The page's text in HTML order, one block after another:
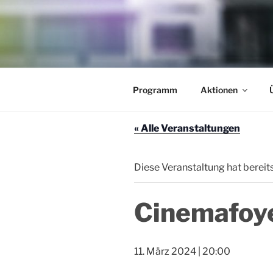
Inhalt
AKTION
Veranstaltungen im
Programm Aktionen
« Alle Veranstaltungen
Diese Veranstaltung hat
11. März 2024 | 20:00